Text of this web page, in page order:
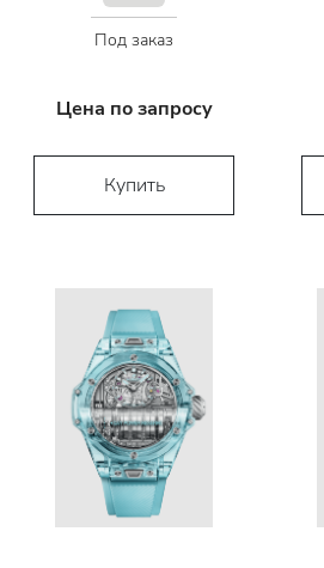
Под заказ
Цена по запросу
Купить